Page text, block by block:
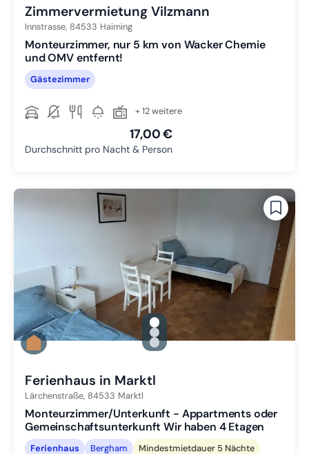
Zimmervermietung Vilzmann
Innstrasse, 84533 Haiming
Monteurzimmer, nur 5 km von Wacker Chemie
und OMV entfernt!
Gästezimmer
+ 12 weitere
17,00 €
Durchschnitt pro Nacht & Person
gallery.slide_selector
Zu Slide 1 wechseln
Zu Slide 2 wechseln
Zu Slide 3 wechseln
Ferienhaus in Marktl
Lärchenstraße, 84533 Marktl
Monteurzimmer/Unterkunft - Appartments oder
Gemeinschaftsunterkunft Wir haben 4 Etagen
Ferienhaus Bergham Mindestmietdauer 5 Nächte